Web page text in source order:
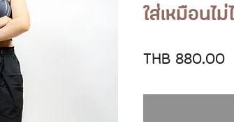
ใส่เหมือนไม่
THB 880.00